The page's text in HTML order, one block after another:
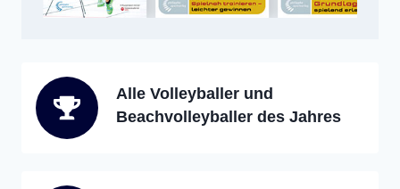
Alle Volleyballer und
Beachvolleyballer des Jahres